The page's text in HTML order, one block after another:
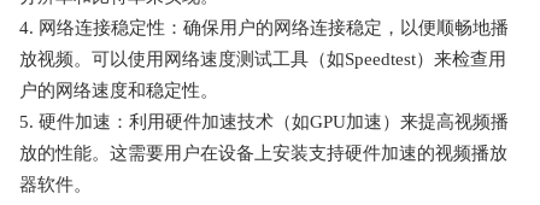
4. 网络连接稳定性：确保用户的网络连接稳定，以便顺畅地播
放视频。可以使用网络速度测试工具（如Speedtest）来检查用
户的网络速度和稳定性。
5. 硬件加速：利用硬件加速技术（如GPU加速）来提高视频播
放的性能。这需要用户在设备上安装支持硬件加速的视频播放
器软件。